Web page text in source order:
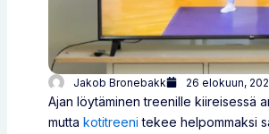
Jakob Bronebakk 26 elokuun,
Ajan löytäminen treenille kiireisessä
muttakotitreenitekee helpommaksi